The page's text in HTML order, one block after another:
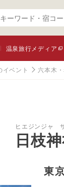
温泉旅行メディア
イベント 六本木
ヒエジンジャ
日枝
東